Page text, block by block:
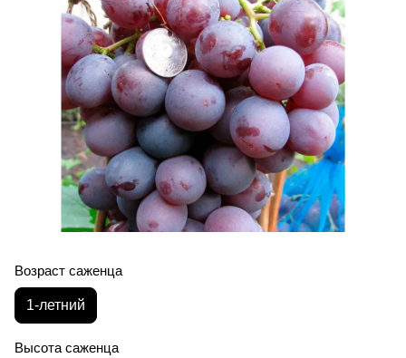
Возраст саженца
1-летний
Высота саженца